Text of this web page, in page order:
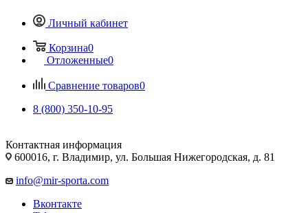
Личный кабинет
Корзина0
Отложенные0
Сравнение товаров0
8 (800) 350-10-95
Контактная информация
600016, г. Владимир, ул. Большая Нижегородская, д. 81
info@mir-sporta.com
Вконтакте